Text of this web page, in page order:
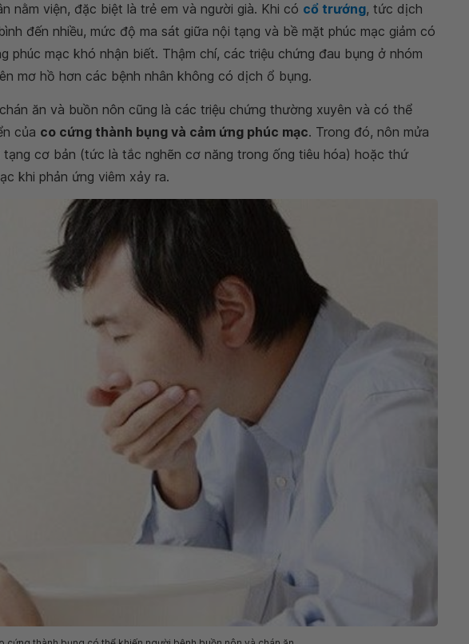
nằm viện, đặc biệt là trẻ em và người già. Khi có cổ trướng, tức dịch
đến nhiều, mức độ ma sát giữa nội tạng và bề mặt phúc mạc giảm có
phúc mạc khó nhận biết. Thậm chí, các triệu chứng đau bụng ở nhóm
mơ hồ hơn các bệnh nhân không có dịch ổ bụng.
ăn và buồn nôn cũng là các triệu chứng thường xuyên và có thể
của co cứng thành bụng và cảm ứng phúc mạc. Trong đó, nôn mửa
cơ bản (tức là tắc nghẽn cơ năng trong ống tiêu hóa) hoặc thứ
khi phản ứng viêm xảy ra.